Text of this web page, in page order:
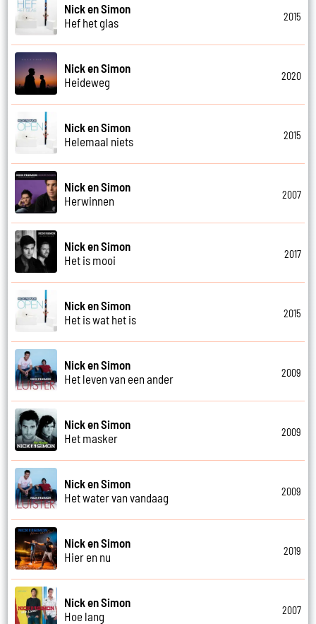
Nick en Simon
Hef het glas
2015
Nick en Simon
Heideweg
2020
Nick en Simon
Helemaal niets
2015
Nick en Simon
Herwinnen
2007
Nick en Simon
Het is mooi
2017
Nick en Simon
Het is wat het is
2015
Nick en Simon
Het leven van een ander
2009
Nick en Simon
Het masker
2009
Nick en Simon
Het water van vandaag
2009
Nick en Simon
Hier en nu
2019
Nick en Simon
Hoe lang
2007